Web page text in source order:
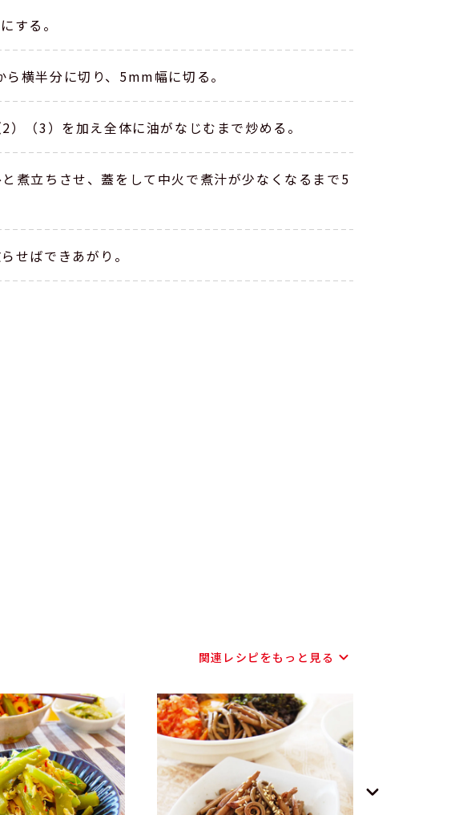
する。
横半分に切り、5mm幅に切る。
（3）を加え全体に油がなじむまで炒める。
煮立ちさせ、蓋をして中火で煮汁が少なくなるまで5
せばできあがり。
関連レシピをもっと見る